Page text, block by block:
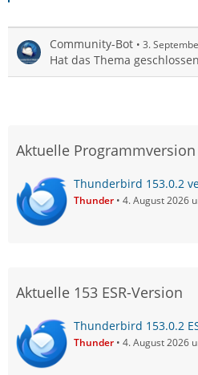
Community-Bot 3.
Hat das Thema
Aktuelle Programmversion
Thunderbird 153.0.2
Thunder 4. August 2026
Aktuelle 153 ESR-Version
Thunderbird 153.0.2
Thunder 4. August 2026